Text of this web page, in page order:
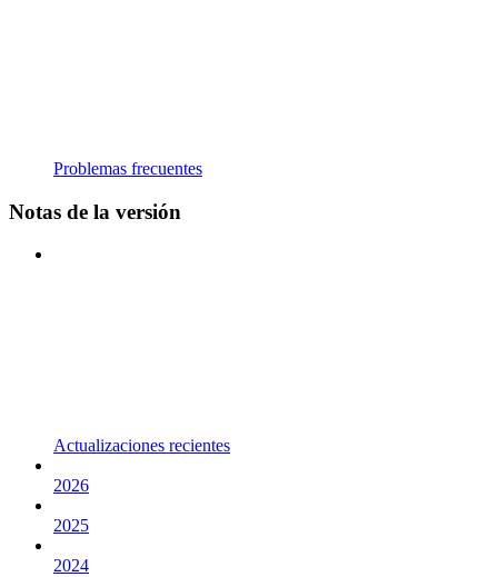
Problemas frecuentes
Notas de la versión
Actualizaciones recientes
2026
2025
2024